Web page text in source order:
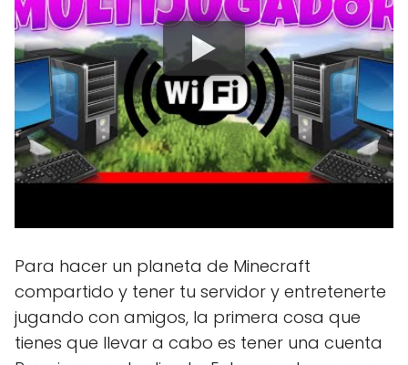
Para hacer un planeta de Minecraft
compartido y tener tu servidor y entretenerte
jugando con amigos, la primera cosa que
tienes que llevar a cabo es tener una cuenta